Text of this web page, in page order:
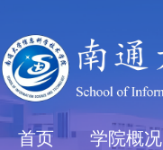
首页 学院概况